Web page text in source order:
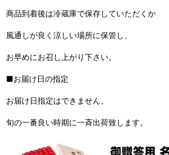
商品到着後は冷蔵庫で保存していただくか
風通しが良く涼しい場所に保管し、
お早めにお召し上がり下さい。
■お届け日の指定
お届け日指定はできません。
旬の一番良い時期に一斉出荷致します。